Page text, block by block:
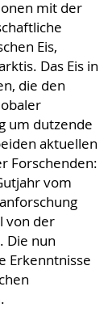
mit der
Eis,
Das Eis in
die den
um dutzende
aktuellen
Forschenden:
vom
von der
Die nun
Erkenntnisse